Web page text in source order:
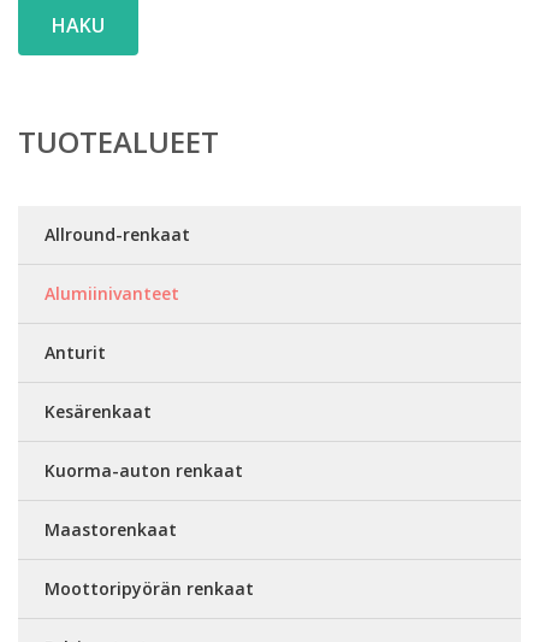
HAKU
TUOTEALUEET
Allround-renkaat
Alumiinivanteet
Anturit
Kesärenkaat
Kuorma-auton renkaat
Maastorenkaat
Moottoripyörän renkaat